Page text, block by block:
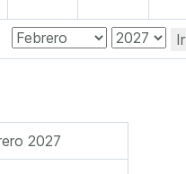
2027